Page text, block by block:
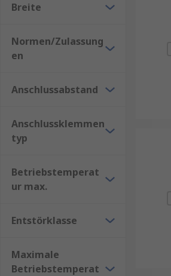
Breite
Normen/Zulassung
en
Anschlussabstand
Anschlussklemmen
typ
Betriebstemperat
ur max.
Entstörklasse
Maximale
Betriebstemperat